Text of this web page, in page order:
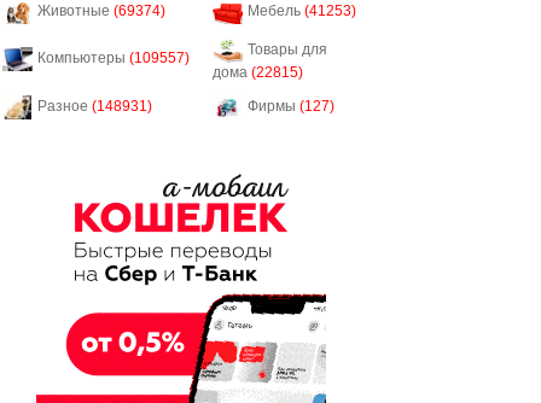
Животные (69374) Мебель (41253)
Компьютеры (109557)
Товары для
дома (22815)
Разное (148931) Фирмы (127)